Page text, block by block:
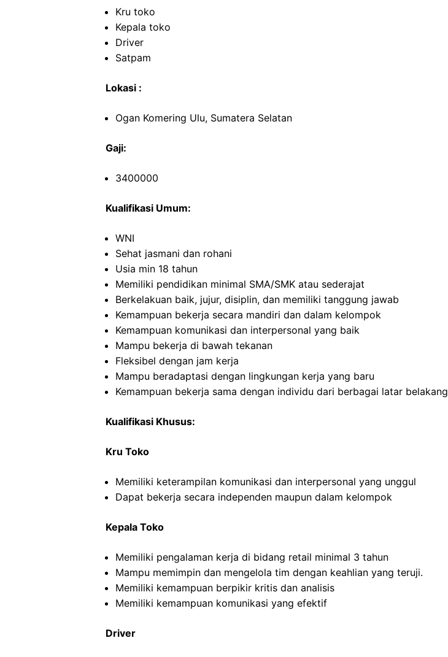
Kru toko
Kepala toko
Driver
Satpam
Lokasi :
Ogan Komering Ulu, Sumatera Selatan
Gaji:
3400000
Kualifikasi Umum:
WNI
Sehat jasmani dan rohani
Usia min 18 tahun
Memiliki pendidikan minimal SMA/SMK atau sederajat
Berkelakuan baik, jujur, disiplin, dan memiliki tanggung jawab
Kemampuan bekerja secara mandiri dan dalam kelompok
Kemampuan komunikasi dan interpersonal yang baik
Mampu bekerja di bawah tekanan
Fleksibel dengan jam kerja
Mampu beradaptasi dengan lingkungan kerja yang baru
Kemampuan bekerja sama dengan individu dari berbagai latar belakang
Kualifikasi Khusus:
Kru Toko
Memiliki keterampilan komunikasi dan interpersonal yang unggul
Dapat bekerja secara independen maupun dalam kelompok
Kepala Toko
Memiliki pengalaman kerja di bidang retail minimal 3 tahun
Mampu memimpin dan mengelola tim dengan keahlian yang teruji.
Memiliki kemampuan berpikir kritis dan analisis
Memiliki kemampuan komunikasi yang efektif
Driver